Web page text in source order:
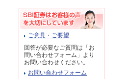
ご意見・ご要望
回答が必要なご質問は「お
問い合わせフォーム」より
お問い合わせください。
お問い合わせフォーム